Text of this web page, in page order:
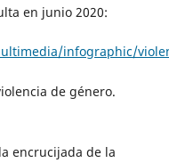
en junio 2020:
infographic/
de género.
encrucijada de la